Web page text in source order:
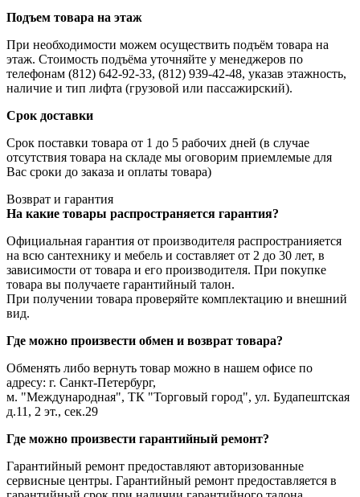
Подъем товара на этаж
При необходимости можем осуществить подъём товара на
этаж. Стоимость подъёма уточняйте у менеджеров по
телефонам (812) 642-92-33, (812) 939-42-48, указав этажность,
наличие и тип лифта (грузовой или пассажирский).
Срок доставки
Срок поставки товара от 1 до 5 рабочих дней (в случае
отсутствия товара на складе мы оговорим приемлемые для
Вас сроки до заказа и оплаты товара)
Возврат и гарантия
На какие товары распространяется гарантия?
Официальная гарантия от производителя распространияется
на всю сантехнику и мебель и составляет от 2 до 30 лет, в
зависимости от товара и его производителя. При покупке
товара вы получаете гарантийный талон.
При получении товара проверяйте комплектацию и внешний
вид.
Где можно произвести обмен и возврат товара?
Обменять либо вернуть товар можно в нашем офисе по
адресу: г. Санкт-Петербург,
м. "Международная", ТК "Торговый город", ул. Будапештская
д.11, 2 эт., сек.29
Где можно произвести гарантийный ремонт?
Гарантийный ремонт предоставляют авторизованные
сервисные центры. Гарантийный ремонт предоставляется в